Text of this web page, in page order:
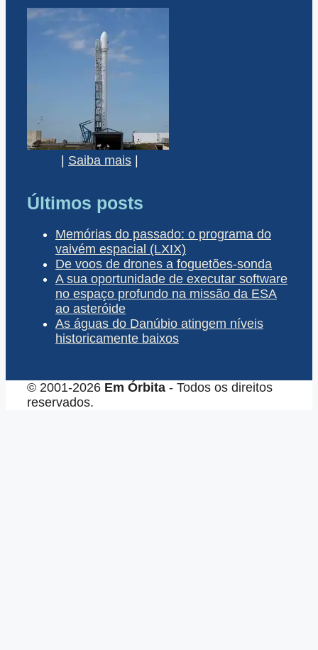
| Saiba mais |
Últimos posts
Memórias do passado: o programa do
vaivém espacial (LXIX)
De voos de drones a foguetões-sonda
A sua oportunidade de executar software
no espaço profundo na missão da ESA
ao asteróide
As águas do Danúbio atingem níveis
historicamente baixos
© 2001-2026 Em Órbita - Todos os direitos
reservados.